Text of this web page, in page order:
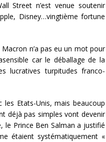
Street n’est venue soutenir
Disney…vingtième fortune
n’a pas eu un mot pour
car le déballage de la
lucratives turpitudes franco-
les Etats-Unis, mais beaucoup
déjà pas simples vont devenir
le Prince Ben Salman a justifié
étaient systématiquement «